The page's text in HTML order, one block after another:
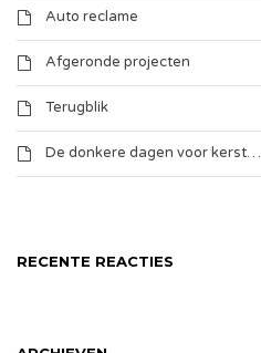
Auto reclame
Afgeronde projecten
Terugblik
De donkere dagen voor kerst…
RECENTE REACTIES